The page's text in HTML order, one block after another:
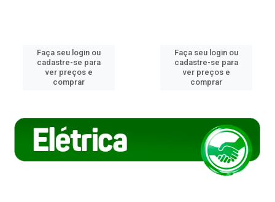
Faça seu login ou
cadastre-se para
ver preços e
comprar
Faça seu login ou
cadastre-se para
ver preços e
comprar